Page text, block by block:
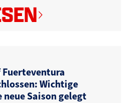
Wichtige
Saison gelegt